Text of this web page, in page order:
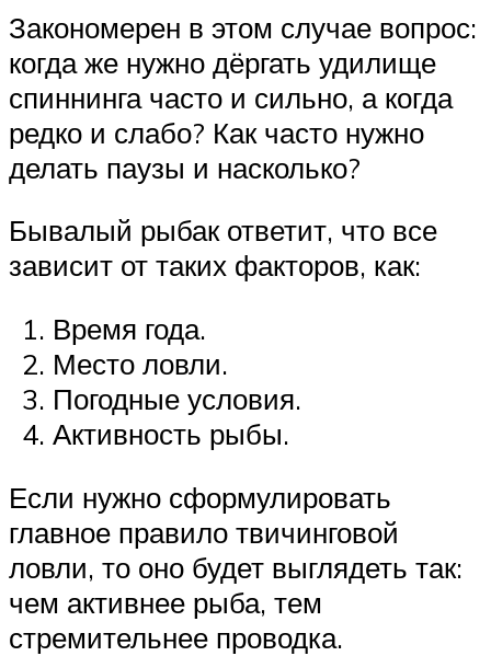
Закономерен в этом случае вопрос:
когда же нужно дёргать удилище
спиннинга часто и сильно, а когда
редко и слабо? Как часто нужно
делать паузы и насколько?
Бывалый рыбак ответит, что все
зависит от таких факторов, как:
Время года.
Место ловли.
Погодные условия.
Активность рыбы.
Если нужно сформулировать
главное правило твичинговой
ловли, то оно будет выглядеть так:
чем активнее рыба, тем
стремительнее проводка.